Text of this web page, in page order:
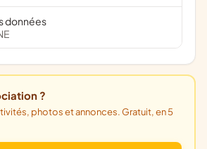
données
?